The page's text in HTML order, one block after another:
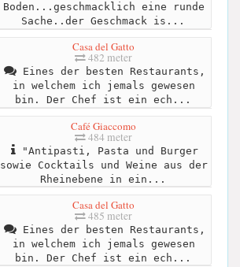
Boden...geschmacklich eine runde
Sache..der Geschmack is...
Casa del Gatto
482 meter
Eines der besten Restaurants,
in welchem ich jemals gewesen
bin. Der Chef ist ein ech...
Café Giaccomo
484 meter
"Antipasti, Pasta und Burger
sowie Cocktails und Weine aus der
Rheinebene in ein...
Casa del Gatto
485 meter
Eines der besten Restaurants,
in welchem ich jemals gewesen
bin. Der Chef ist ein ech...